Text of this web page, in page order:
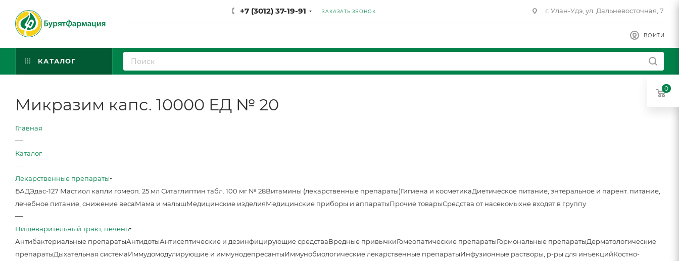
+7 (3012) 37-19-91 ЗАКАЗАТЬ ЗВОНОК г. Улан-Удэ, ул. Дальневосточная, 7
ВОЙТИ
КАТАЛОГ
Микразим капс. 10000 ЕД № 20
Главная
—
Каталог
—
Лекарственные препараты
БАДЭдас-127 Мастиол капли гомеоп. 25 мл Ситаглиптин табл. 100 мг № 28Витамины (лекарственные препараты)Гигиена и косметикаДиетическое питание, энтеральное и парент. питание,
лечебное питание, снижение весаМама и малышМедицинские изделияМедицинские приборы и аппаратыПрочие товарыСредства от насекомыхне входят в группу
—
Пищеварительный тракт, печень
Антибактериальные препаратыАнтидотыАнтисептические и дезинфицирующие средстваВредные привычкиГомеопатические препаратыГормональные препаратыДерматологические
препаратыДыхательная системаИммудомодулирующие и иммунодепресантыИммунобиологические лекарственные препаратыИнфузионные растворы, р-ры для инъекцийКостно-
0